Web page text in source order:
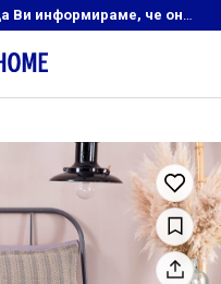
Скъпи клиенти, Бихме искали да Ви информираме, че онлайн магазинът на English Home преустановява своята дейност. Прекрасният ни и усмихнат екип ,Ви очаква в нашите физически магазини, където ще откриете любимите си продукти! Благодарим Ви, че сте част от семейството на Еnglish Home!